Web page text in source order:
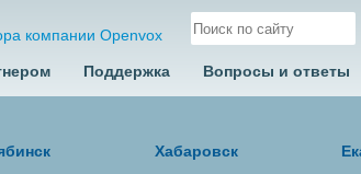
компании Openvox
Поддержка Вопросы и ответы
Хабаровск